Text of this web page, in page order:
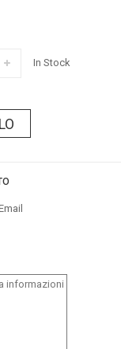
In Stock